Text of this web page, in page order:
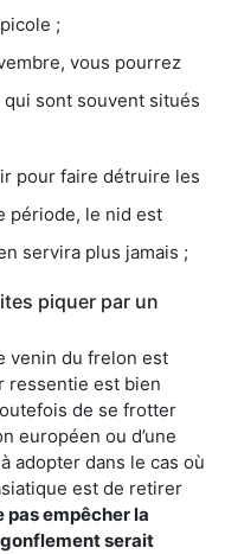
;
vous pourrez
sont souvent situés
pour faire détruire les
période, le nid est
servira plus jamais ;
piquer par un
venin du frelon est
ressentie est bien
de se frotter
européen ou d’une
adopter dans le cas où
est de retirer
pas empêcher la
serait